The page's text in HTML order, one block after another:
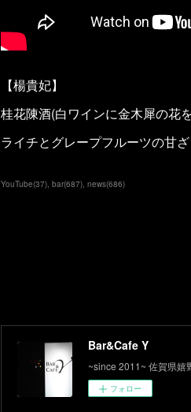
【楊貴妃】
桂花陳酒(白ワインに金木犀の花
ライチとグレープフルーツの甘
YouTube(37) bar(687) news(686)
Bar&Cafe Y
~since 2011~ 佐賀県嬉
フォロー